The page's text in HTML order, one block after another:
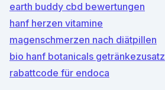
earth buddy cbd bewertungen
hanf herzen vitamine
magenschmerzen nach diätpillen
bio hanf botanicals getränkezusatz
rabattcode für endoca